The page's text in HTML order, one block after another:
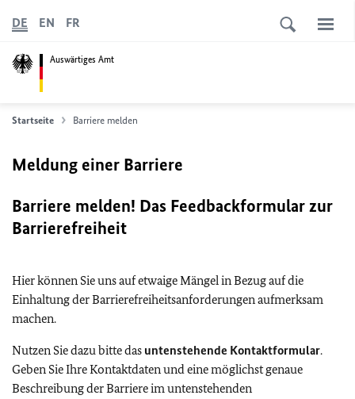
Auswärtiges Amt
DE EN FR
Startseite Barriere melden
Meldung einer Barriere
Barriere melden! Das Feedbackformular zur
Barrierefreiheit
Hier können Sie uns auf etwaige Mängel in Bezug auf die
Einhaltung der Barrierefreiheitsanforderungen aufmerksam
machen.
Nutzen Sie dazu bitte das untenstehende Kontaktformular.
Geben Sie Ihre Kontaktdaten und eine möglichst genaue
Beschreibung der Barriere im untenstehenden